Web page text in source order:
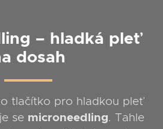
– hladká pleť
dosah
tlačítko pro hladkou pleť
se microneedling. Tahle